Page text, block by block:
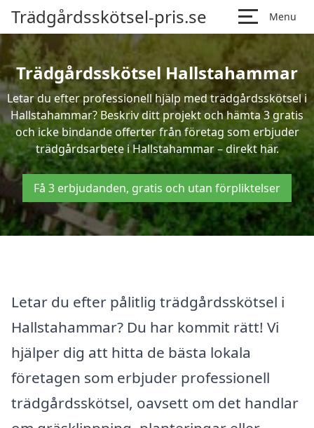
Trädgårdsskötsel-pris.se Menu
Trädgårdsskötsel Hallstahammar
Letar du efter professionell hjälp med trädgårdsskötsel i
Hallstahammar? Beskriv ditt projekt och hämta 3 gratis
och icke bindande offerter från företag som erbjuder
trädgårdsarbete i Hallstahammar – direkt här.
Få 3 erbjudanden, gratis och utan förpliktelser
Letar du efter pålitlig trädgårdsskötsel i
Hallstahammar? Du har kommit rätt! Vi
hjälper dig att hitta de bästa lokala
företagen som erbjuder professionell
trädgårdsskötsel, oavsett om det handlar